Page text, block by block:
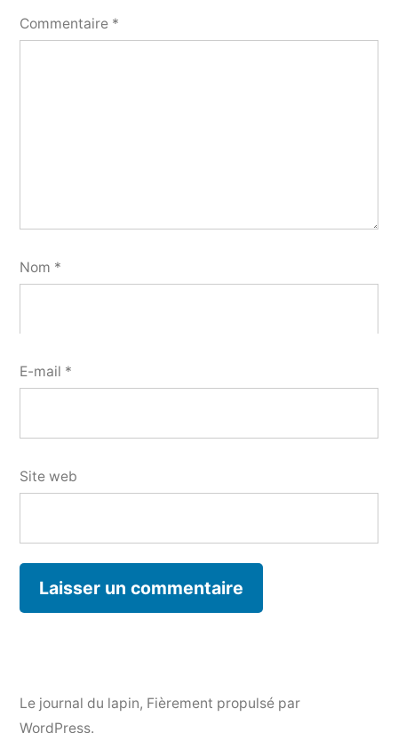
Commentaire *
Nom *
E-mail *
Site web
Le journal du lapin, Fièrement propulsé par
WordPress.